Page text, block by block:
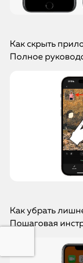
Как скрыть
Полное
Как убрать
Пошаговая